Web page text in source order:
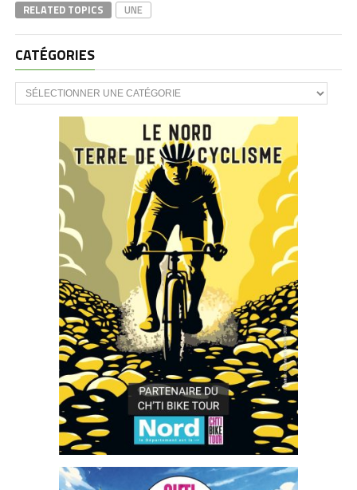
RELATED TOPICS UNE
CATÉGORIES
CATÉGORIES